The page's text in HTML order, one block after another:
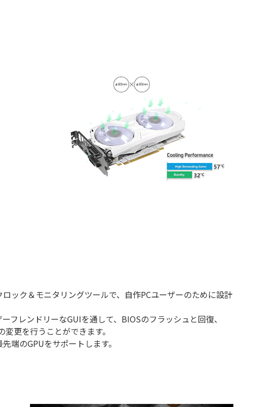
ック＆モニタリングツールで、自作PCユーザーのために設計
フレンドリーなGUIを通して、BIOSのフラッシュと回復、
更を行うことができます。
端のGPUをサポートします。